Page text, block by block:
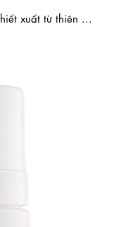
xuất từ thiên ...